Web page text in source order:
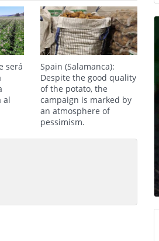
será
al
Spain (Salamanca):
Despite the good quality
of the potato, the
campaign is marked by
an atmosphere of
pessimism.